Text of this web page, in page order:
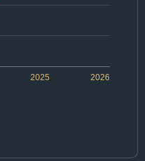
2026
2025